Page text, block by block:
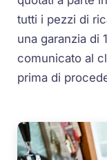
tutti i pezzi di
una garanzia di
comunicato al
prima di